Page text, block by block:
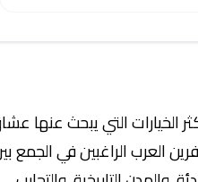
التي يبحث عنها عشاق
الراغبين في الجمع بين